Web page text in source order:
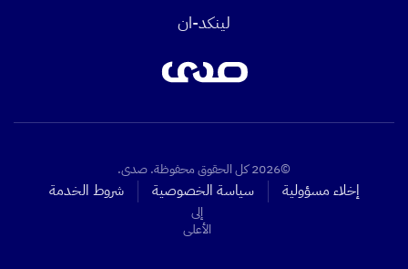
لينكد-ان
©2026 كل الحقوق محفوظة. صدى.
إخلاء مسؤولية سياسة الخصوصية شروط الخدمة
إلى
الأعلى